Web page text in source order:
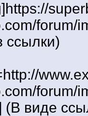
forum/
ссылки)
forum/
(В виде